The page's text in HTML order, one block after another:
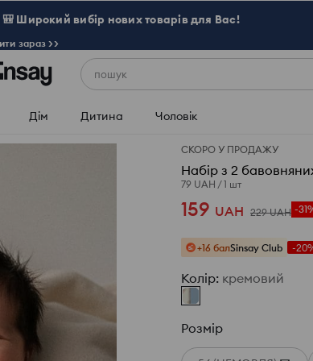
вибір нових товарів для Вас!
зараз >>
пошук
Дім Дитина Чоловік
СКОРО У ПРОДАЖУ
Набір з 2
79 UAH /1 шт
159 UAH 229 UAH -
+16 балSinsay Club -
Колір: кремовий
Розмір